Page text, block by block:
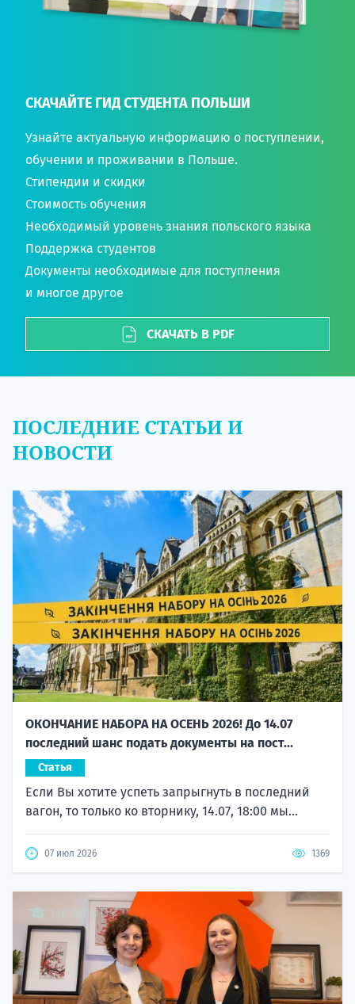
СКАЧАЙТЕ ГИД СТУДЕНТА ПОЛЬШИ
Узнайте актуальную информацию о поступлении,
обучении и проживании в Польше.
Стипендии и скидки
Стоимость обучения
Необходимый уровень знания польского языка
Поддержка студентов
Документы необходимые для поступления
и многое другое
СКАЧАТЬ В PDF
ПОСЛЕДНИЕ СТАТЬИ И
НОВОСТИ
ОКОНЧАНИЕ НАБОРА НА ОСЕНЬ 2026! До 14.07
последний шанс подать документы на пост...
Статья
Если Вы хотите успеть запрыгнуть в последний
вагон, то только ко вторнику, 14.07, 18:00 мы...
07 июл 2026 1369